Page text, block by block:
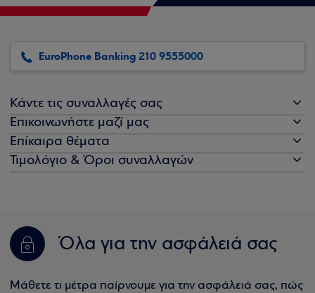
EuroPhone Banking 210 9555000
Κάντε τις συναλλαγές σας
Επικοινωνήστε μαζί μας
Επίκαιρα θέματα
Τιμολόγιο & Όροι συναλλαγών
Όλα για την ασφάλειά σας
Μάθετε τι μέτρα παίρνουμε για την ασφάλειά σας, πώς